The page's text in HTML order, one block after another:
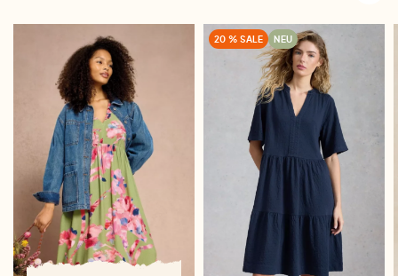
20 % SALE NEU